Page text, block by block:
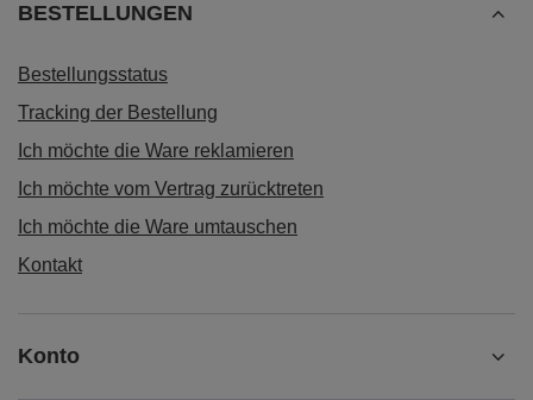
BESTELLUNGEN
Bestellungsstatus
Tracking der Bestellung
Ich möchte die Ware reklamieren
Ich möchte vom Vertrag zurücktreten
Ich möchte die Ware umtauschen
Kontakt
Konto